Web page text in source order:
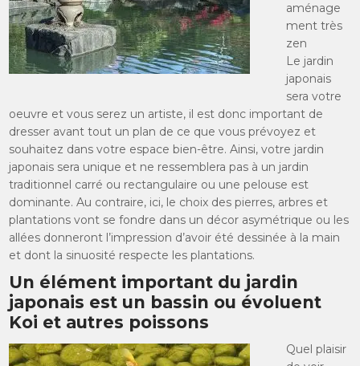
aménage
ment très
zen
Le jardin
japonais
sera votre
oeuvre et vous serez un artiste, il est donc important de
dresser avant tout un plan de ce que vous prévoyez et
souhaitez dans votre espace bien-être. Ainsi, votre jardin
japonais sera unique et ne ressemblera pas à un jardin
traditionnel carré ou rectangulaire ou une pelouse est
dominante. Au contraire, ici, le choix des pierres, arbres et
plantations vont se fondre dans un décor asymétrique ou les
allées donneront l’impression d’avoir été dessinée à la main
et dont la sinuosité respecte les plantations.
Un élément important du jardin
japonais est un bassin ou évoluent
Koi et autres poissons
Quel plaisir